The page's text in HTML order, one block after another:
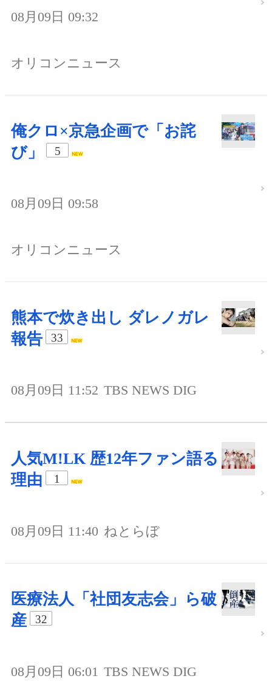
08月09日 09:32
オリコンニュース
俺クロ×京急企画で「お詫
び」
5
08月09日 09:58
オリコンニュース
熊本で炊き出し ダレノガレ
報告
33
08月09日 11:52 TBS NEWS DIG
人気M!LK 歴12年ファン語る
理由
1
08月09日 11:40 ねとらぼ
医療法人「社団友志会」ら破
産
32
08月09日 06:01 TBS NEWS DIG